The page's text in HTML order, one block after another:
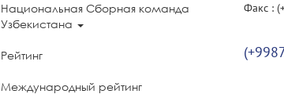
Национальная Сборная команда
Узбекистана
Рейтинг
Международный рейтинг
Факс :